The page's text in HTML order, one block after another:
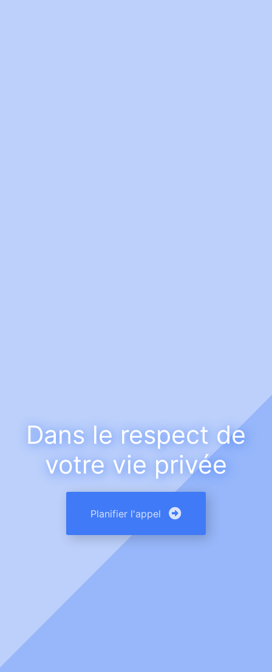
Dans le respect de
votre vie privée
Planifier l'appel